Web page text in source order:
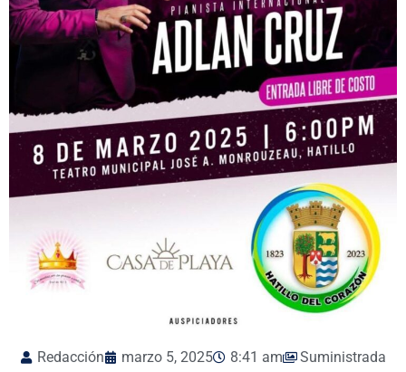
Redacción marzo 5, 2025 8:41 am Suministrada